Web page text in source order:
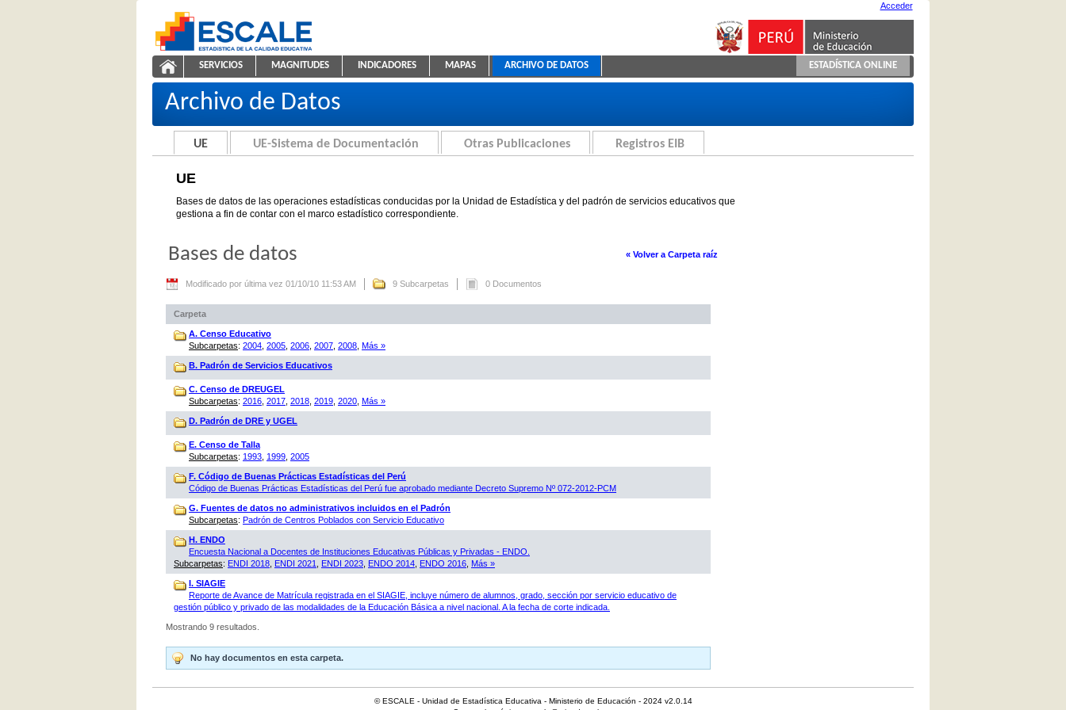
ESCALE - Unidad de Estadística Educativa
UE
Acceder
NAVEGACIÓN
SERVICIOS MAGNITUDES INDICADORES MAPAS ARCHIVO DE DATOS ESTADÍSTICA ONLINE
Archivo de Datos
UE UE-Sistema de Documentación Otras Publicaciones Registros EIB
UE
Bases de datos de las operaciones estadísticas conducidas por la Unidad de Estadística y del padrón de servicios educativos que
gestiona a fin de contar con el marco estadístico correspondiente.
« Volver a Carpeta raíz
Bases de datos
Modificado por última vez 01/10/10 11:53 AM 9 Subcarpetas 0 Documentos
Carpeta
A. Censo Educativo
Subcarpetas: 2004 2005 2006 2007 2008 Más »
B. Padrón de Servicios Educativos
C. Censo de DREUGEL
Subcarpetas: 2016 2017 2018 2019 2020 Más »
D. Padrón de DRE y UGEL
E. Censo de Talla
Subcarpetas: 1993 1999 2005
F. Código de Buenas Prácticas Estadísticas del Perú
Código de Buenas Prácticas Estadísticas del Perú fue aprobado mediante Decreto Supremo Nº 072-2012-PCM
G. Fuentes de datos no administrativos incluidos en el Padrón
Subcarpetas: Padrón de Centros Poblados con Servicio Educativo
H. ENDO
Encuesta Nacional a Docentes de Instituciones Educativas Públicas y Privadas - ENDO.
Subcarpetas: ENDI 2018 ENDI 2021 ENDI 2023 ENDO 2014 ENDO 2016 Más »
I. SIAGIE
Reporte de Avance de Matrícula registrada en el SIAGIE, incluye número de alumnos, grado, sección por servicio educativo de
gestión público y privado de las modalidades de la Educación Básica a nivel nacional. A la fecha de corte indicada.
Mostrando 9 resultados.
No hay documentos en esta carpeta.
© ESCALE - Unidad de Estadística Educativa - Ministerio de Educación - 2024 v2.0.14